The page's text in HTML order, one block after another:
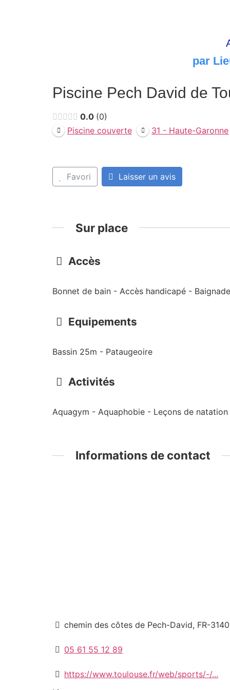
par
Piscine Pech David de
0.0 0
Piscine couverte
31 - Haute-Garonne
Favori Laisser un avis
Sur place
Accès
Bonnet de bain - Accès handicapé -
Equipements
Bassin 25m - Pataugeoire
Activités
Aquagym - Aquaphobie - Leçons de
Informations de contact
chemin des côtes de Pech-David, FR-
05 61 55 12 89
https://www.toulouse.fr/web/sports/-/...